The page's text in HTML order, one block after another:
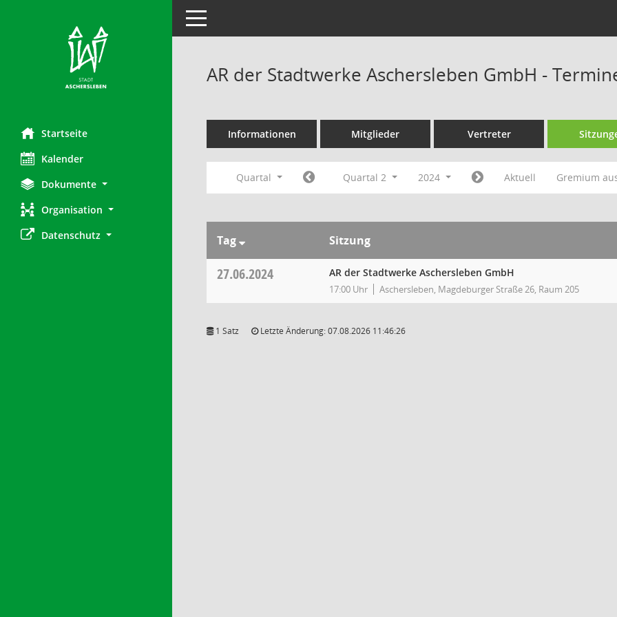
Startseite
Kalender
Dokumente
Organisation
Datenschutz
Toggle navigation
AR der Stadtwerke Aschersleben GmbH -
Informationen Mitglieder Vertreter
Quartal Quartal 2 2024 Aktuell Gremium
Tag Sitzung
27.06.2024 AR der Stadtwerke Aschersleben GmbH
17:00 Uhr Aschersleben, Magdeburger Straße 26, Raum 205
1 Satz Letzte Änderung: 07.08.2026 11:46:26